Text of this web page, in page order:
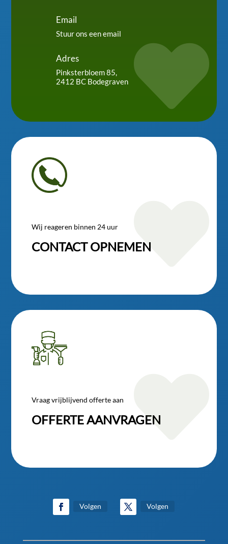
Email
Stuur ons een email
Adres
Pinksterbloem 85,
2412 BC Bodegraven

Wij reageren binnen 24 uur
CONTACT OPNEMEN
Vraag vrijblijvend offerte aan
OFFERTE AANVRAGEN

Volgen Volgen